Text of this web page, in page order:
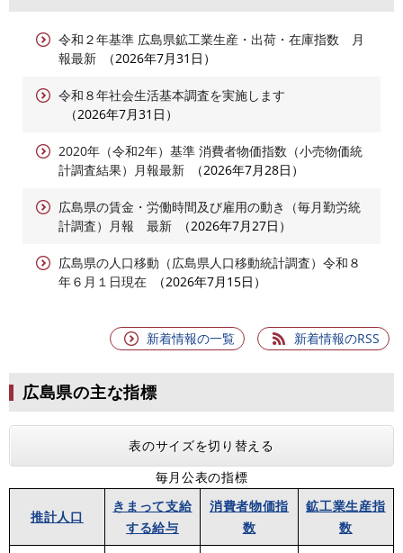
令和２年基準 広島県鉱工業生産・出荷・在庫指数 月
報最新
2026年7月31日
令和８年社会生活基本調査を実施します
2026年7月31日
2020年（令和2年）基準 消費者物価指数（小売物価統
計調査結果）月報最新
2026年7月28日
広島県の賃金・労働時間及び雇用の動き（毎月勤労統
計調査）月報 最新
2026年7月27日
広島県の人口移動（広島県人口移動統計調査）令和８
年６月１日現在
2026年7月15日
新着情報の一覧 新着情報のRSS
広島県の主な指標
表のサイズを切り替える
毎月公表の指標
推計人口
きまって支給
する給与
消費者物価指
数
鉱工業生産指
数